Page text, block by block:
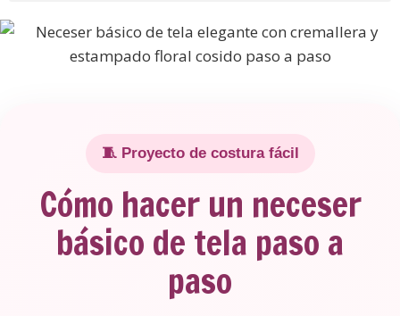
🧵 Proyecto de costura fácil
Cómo hacer un neceser
básico de tela paso a
paso